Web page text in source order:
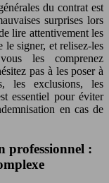
du contrat est
surprises lors
lire attentivement les
le signer, et relisez-les
les comprenez
pas à les poser à
les exclusions, les
essentiel pour éviter
en cas de
professionnel :